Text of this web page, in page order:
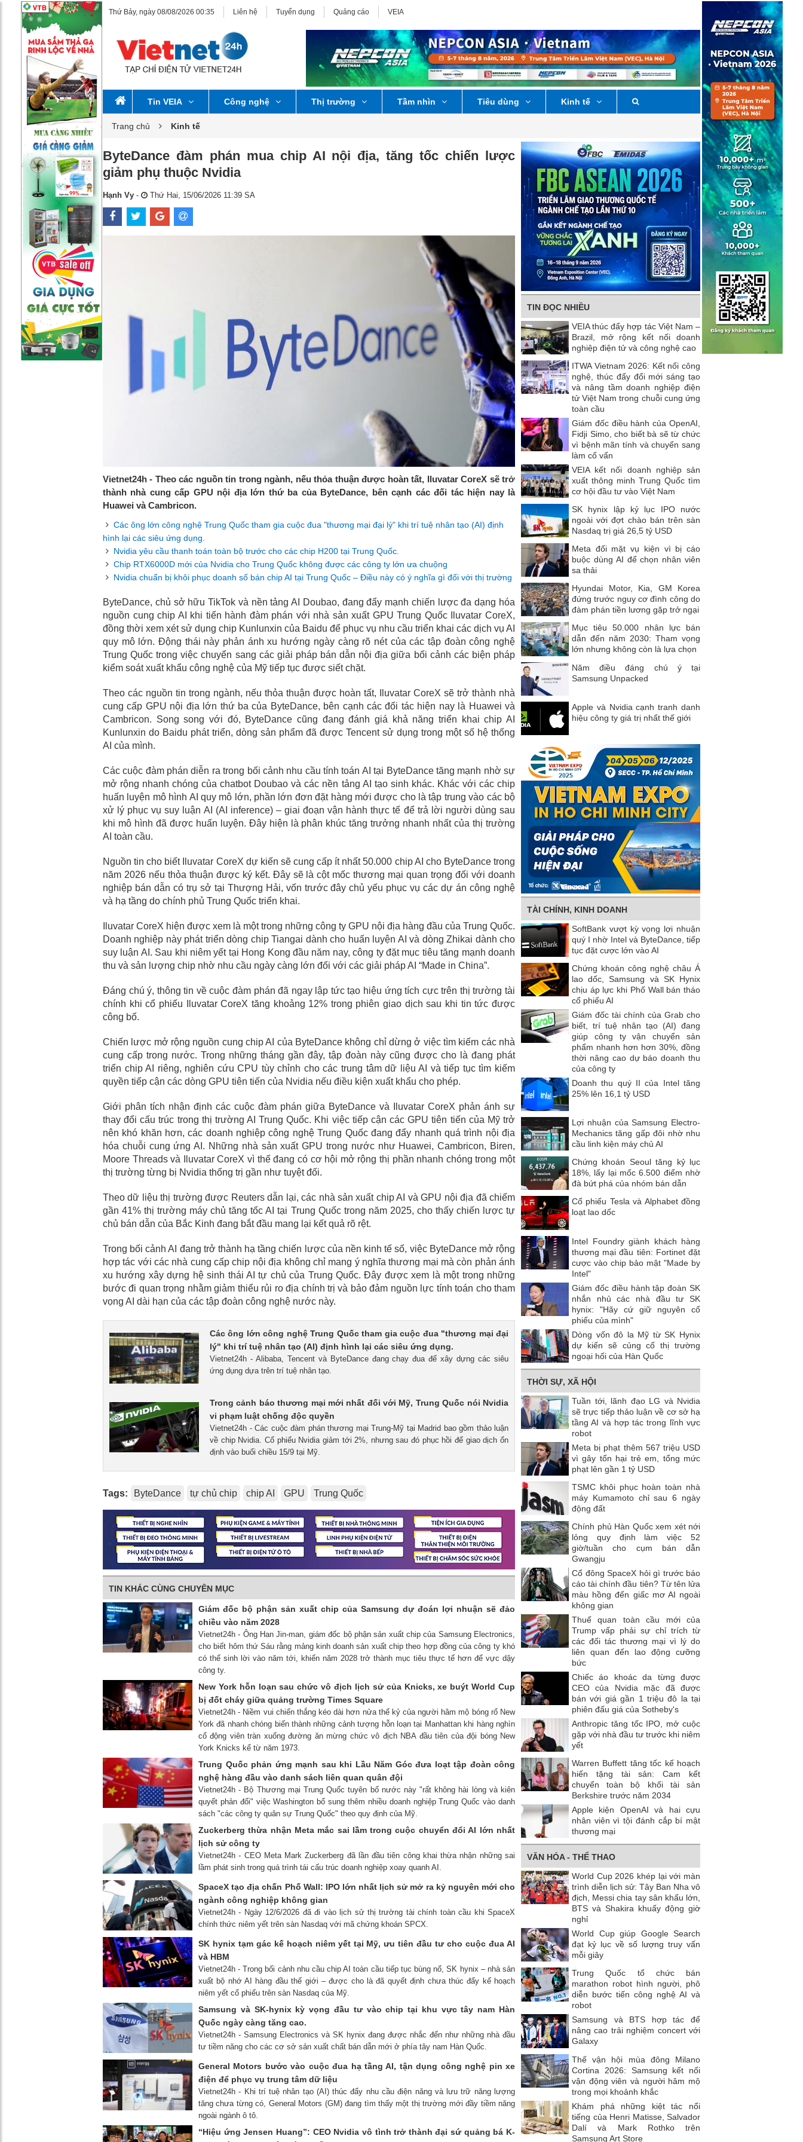
Thứ Bảy, ngày 08/08/2026 00:35 Liên hệ Tuyển dụng Quảng cáo VEIA
Tin VEIA Công nghệ Thị trường Tầm nhìn Tiêu dùng Kinh tế
Trang chủ Kinh tế
ByteDance đàm phán mua chip AI nội địa, tăng tốc chiến lược
giảm phụ thuộc Nvidia
Hạnh Vy - Thứ Hai, 15/06/2026 11:39 SA
Vietnet24h - Theo các nguồn tin trong ngành, nếu thỏa thuận được hoàn tất, Iluvatar CoreX sẽ trở
thành nhà cung cấp GPU nội địa lớn thứ ba của ByteDance, bên cạnh các đối tác hiện nay là
Huawei và Cambricon.
Các ông lớn công nghệ Trung Quốc tham gia cuộc đua "thương mại đại lý" khi trí tuệ nhân tạo (AI) định
hình lại các siêu ứng dụng.
Nvidia yêu cầu thanh toán toàn bộ trước cho các chip H200 tại Trung Quốc.
Chip RTX6000D mới của Nvidia cho Trung Quốc không được các công ty lớn ưa chuộng
Nvidia chuẩn bị khôi phục doanh số bán chip AI tại Trung Quốc – Điều này có ý nghĩa gì đối với thị trường
ByteDance, chủ sở hữu TikTok và nền tảng AI Doubao, đang đẩy mạnh chiến lược đa dạng hóa
nguồn cung chip AI khi tiến hành đàm phán với nhà sản xuất GPU Trung Quốc Iluvatar CoreX,
đồng thời xem xét sử dụng chip Kunlunxin của Baidu để phục vụ nhu cầu triển khai các dịch vụ AI
quy mô lớn. Động thái này phản ánh xu hướng ngày càng rõ nét của các tập đoàn công nghệ
Trung Quốc trong việc chuyển sang các giải pháp bán dẫn nội địa giữa bối cảnh các biện pháp
kiểm soát xuất khẩu công nghệ của Mỹ tiếp tục được siết chặt.
Theo các nguồn tin trong ngành, nếu thỏa thuận được hoàn tất, Iluvatar CoreX sẽ trở thành nhà
cung cấp GPU nội địa lớn thứ ba của ByteDance, bên cạnh các đối tác hiện nay là Huawei và
Cambricon. Song song với đó, ByteDance cũng đang đánh giá khả năng triển khai chip AI
Kunlunxin do Baidu phát triển, dòng sản phẩm đã được Tencent sử dụng trong một số hệ thống
AI của mình.
Các cuộc đàm phán diễn ra trong bối cảnh nhu cầu tính toán AI tại ByteDance tăng mạnh nhờ sự
mở rộng nhanh chóng của chatbot Doubao và các nền tảng AI tạo sinh khác. Khác với các chip
huấn luyện mô hình AI quy mô lớn, phần lớn đơn đặt hàng mới được cho là tập trung vào các bộ
xử lý phục vụ suy luận AI (AI inference) – giai đoạn vận hành thực tế để trả lời người dùng sau
khi mô hình đã được huấn luyện. Đây hiện là phân khúc tăng trưởng nhanh nhất của thị trường
AI toàn cầu.
Nguồn tin cho biết Iluvatar CoreX dự kiến sẽ cung cấp ít nhất 50.000 chip AI cho ByteDance trong
năm 2026 nếu thỏa thuận được ký kết. Đây sẽ là cột mốc thương mại quan trọng đối với doanh
nghiệp bán dẫn có trụ sở tại Thượng Hải, vốn trước đây chủ yếu phục vụ các dự án công nghệ
và hạ tầng do chính phủ Trung Quốc triển khai.
Iluvatar CoreX hiện được xem là một trong những công ty GPU nội địa hàng đầu của Trung Quốc.
Doanh nghiệp này phát triển dòng chip Tiangai dành cho huấn luyện AI và dòng Zhikai dành cho
suy luận AI. Sau khi niêm yết tại Hong Kong đầu năm nay, công ty đặt mục tiêu tăng mạnh doanh
thu và sản lượng chip nhờ nhu cầu ngày càng lớn đối với các giải pháp AI “Made in China”.
Đáng chú ý, thông tin về cuộc đàm phán đã ngay lập tức tạo hiệu ứng tích cực trên thị trường tài
chính khi cổ phiếu Iluvatar CoreX tăng khoảng 12% trong phiên giao dịch sau khi tin tức được
công bố.
Chiến lược mở rộng nguồn cung chip AI của ByteDance không chỉ dừng ở việc tìm kiếm các nhà
cung cấp trong nước. Trong những tháng gần đây, tập đoàn này cũng được cho là đang phát
triển chip AI riêng, nghiên cứu CPU tùy chỉnh cho các trung tâm dữ liệu AI và tiếp tục tìm kiếm
quyền tiếp cận các dòng GPU tiên tiến của Nvidia nếu điều kiện xuất khẩu cho phép.
Giới phân tích nhận định các cuộc đàm phán giữa ByteDance và Iluvatar CoreX phản ánh sự
thay đổi cấu trúc trong thị trường AI Trung Quốc. Khi việc tiếp cận các GPU tiên tiến của Mỹ trở
nên khó khăn hơn, các doanh nghiệp công nghệ Trung Quốc đang đẩy nhanh quá trình nội địa
hóa chuỗi cung ứng AI. Những nhà sản xuất GPU trong nước như Huawei, Cambricon, Biren,
Moore Threads và Iluvatar CoreX vì thế đang có cơ hội mở rộng thị phần nhanh chóng trong một
thị trường từng bị Nvidia thống trị gần như tuyệt đối.
Theo dữ liệu thị trường được Reuters dẫn lại, các nhà sản xuất chip AI và GPU nội địa đã chiếm
gần 41% thị trường máy chủ tăng tốc AI tại Trung Quốc trong năm 2025, cho thấy chiến lược tự
chủ bán dẫn của Bắc Kinh đang bắt đầu mang lại kết quả rõ rệt.
Trong bối cảnh AI đang trở thành hạ tầng chiến lược của nền kinh tế số, việc ByteDance mở rộng
hợp tác với các nhà cung cấp chip nội địa không chỉ mang ý nghĩa thương mại mà còn phản ánh
xu hướng xây dựng hệ sinh thái AI tự chủ của Trung Quốc. Đây được xem là một trong những
bước đi quan trọng nhằm giảm thiểu rủi ro địa chính trị và bảo đảm nguồn lực tính toán cho tham
vọng AI dài hạn của các tập đoàn công nghệ nước này.
Các ông lớn công nghệ Trung Quốc tham gia cuộc đua "thương mại đại
lý" khi trí tuệ nhân tạo (AI) định hình lại các siêu ứng dụng.
Vietnet24h - Alibaba, Tencent và ByteDance đang chạy đua để xây dựng các siêu
ứng dụng dựa trên trí tuệ nhân tạo.
Trong cảnh báo thương mại mới nhất đối với Mỹ, Trung Quốc nói Nvidia
vi phạm luật chống độc quyền
Vietnet24h - Các cuộc đàm phán thương mại Trung-Mỹ tại Madrid bao gồm thảo luận
về chip Nvidia. Cổ phiếu Nvidia giảm tới 2%, nhưng sau đó phục hồi để giao dịch ổn
định vào buổi chiều 15/9 tại Mỹ.
Tags: ByteDance tự chủ chip chip AI GPU Trung Quốc
TIN KHÁC CÙNG CHUYÊN MỤC
Giám đốc bộ phận sản xuất chip của Samsung dự đoán lợi nhuận sẽ đảo
chiều vào năm 2028
Vietnet24h - Ông Han Jin-man, giám đốc bộ phận sản xuất chip của Samsung Electronics,
cho biết hôm thứ Sáu rằng mảng kinh doanh sản xuất chip theo hợp đồng của công ty khó
có thể sinh lời vào năm tới, khiến năm 2028 trở thành mục tiêu thực tế hơn để vực dậy
công ty.
New York hỗn loạn sau chức vô địch lịch sử của Knicks, xe buýt World Cup
bị đốt cháy giữa quảng trường Times Square
Vietnet24h - Niềm vui chiến thắng kéo dài hơn nửa thế kỷ của người hâm mộ bóng rổ New
York đã nhanh chóng biến thành những cảnh tượng hỗn loạn tại Manhattan khi hàng nghìn
cổ động viên tràn xuống đường ăn mừng chức vô địch NBA đầu tiên của đội bóng New
York Knicks kể từ năm 1973.
Trung Quốc phản ứng mạnh sau khi Lầu Năm Góc đưa loạt tập đoàn công
nghệ hàng đầu vào danh sách liên quan quân đội
Vietnet24h - Bộ Thương mại Trung Quốc tuyên bố nước này "rất không hài lòng và kiên
quyết phản đối" việc Washington bổ sung thêm nhiều doanh nghiệp Trung Quốc vào danh
sách "các công ty quân sự Trung Quốc" theo quy định của Mỹ.
Zuckerberg thừa nhận Meta mắc sai lầm trong cuộc chuyển đổi AI lớn nhất
lịch sử công ty
Vietnet24h - CEO Meta Mark Zuckerberg đã lần đầu tiên công khai thừa nhận những sai
lầm phát sinh trong quá trình tái cấu trúc doanh nghiệp xoay quanh AI.
SpaceX tạo địa chấn Phố Wall: IPO lớn nhất lịch sử mở ra kỷ nguyên mới cho
ngành công nghiệp không gian
Vietnet24h - Ngày 12/6/2026 đã đi vào lịch sử thị trường tài chính toàn cầu khi SpaceX
chính thức niêm yết trên sàn Nasdaq với mã chứng khoán SPCX.
SK hynix tạm gác kế hoạch niêm yết tại Mỹ, ưu tiên đầu tư cho cuộc đua AI
và HBM
Vietnet24h - Trong bối cảnh nhu cầu chip AI toàn cầu tiếp tục bùng nổ, SK hynix – nhà sản
xuất bộ nhớ AI hàng đầu thế giới – được cho là đã quyết định chưa thúc đẩy kế hoạch
niêm yết cổ phiếu trên sàn Nasdaq của Mỹ.
Samsung và SK-hynix kỳ vọng đầu tư vào chip tại khu vực tây nam Hàn
Quốc ngày càng tăng cao.
Vietnet24h - Samsung Electronics và SK hynix đang được nhắc đến như những nhà đầu
tư tiềm năng cho các cơ sở sản xuất chất bán dẫn mới ở phía tây nam Hàn Quốc.
General Motors bước vào cuộc đua hạ tầng AI, tận dụng công nghệ pin xe
điện để phục vụ trung tâm dữ liệu
Vietnet24h - Khi trí tuệ nhân tạo (AI) thúc đẩy nhu cầu điện năng và lưu trữ năng lượng
tăng chưa từng có, General Motors (GM) đang tìm thấy một thị trường mới đầy tiềm năng
ngoài ngành ô tô.
“Hiệu ứng Jensen Huang”: CEO Nvidia vô tình trở thành đại sứ quảng bá K-
TIN ĐỌC NHIỀU
VEIA thúc đẩy hợp tác Việt Nam –
Brazil, mở rộng kết nối doanh
nghiệp điện tử và công nghệ cao
ITWA Vietnam 2026: Kết nối công
nghệ, thúc đẩy đổi mới sáng tạo
và nâng tầm doanh nghiệp điện
tử Việt Nam trong chuỗi cung ứng
toàn cầu
Giám đốc điều hành của OpenAI,
Fidji Simo, cho biết bà sẽ từ chức
vì bệnh mãn tính và chuyển sang
làm cố vấn
VEIA kết nối doanh nghiệp sản
xuất thông minh Trung Quốc tìm
cơ hội đầu tư vào Việt Nam
SK hynix lập kỷ lục IPO nước
ngoài với đợt chào bán trên sàn
Nasdaq trị giá 26,5 tỷ USD
Meta đối mặt vụ kiện vì bị cáo
buộc dùng AI để chọn nhân viên
sa thải
Hyundai Motor, Kia, GM Korea
đứng trước nguy cơ đình công do
đàm phán tiền lương gặp trở ngại
Mục tiêu 50.000 nhân lực bán
dẫn đến năm 2030: Tham vọng
lớn nhưng không còn là lựa chọn
Năm điều đáng chú ý tại
Samsung Unpacked
Apple và Nvidia cạnh tranh danh
hiệu công ty giá trị nhất thế giới
TÀI CHÍNH, KINH DOANH
SoftBank vượt kỳ vọng lợi nhuận
quý I nhờ Intel và ByteDance, tiếp
tục đặt cược lớn vào AI
Chứng khoán công nghệ châu Á
lao dốc, Samsung và SK Hynix
chịu áp lực khi Phố Wall bán tháo
cổ phiếu AI
Giám đốc tài chính của Grab cho
biết, trí tuệ nhân tạo (AI) đang
giúp công ty vận chuyển sản
phẩm nhanh hơn hơn 30%, đồng
thời nâng cao dự báo doanh thu
của công ty
Doanh thu quý II của Intel tăng
25% lên 16,1 tỷ USD
Lợi nhuận của Samsung Electro-
Mechanics tăng gấp đôi nhờ nhu
cầu linh kiện máy chủ AI
Chứng khoán Seoul tăng kỷ lục
18%, lấy lại mốc 6.500 điểm nhờ
đà bứt phá của nhóm bán dẫn
Cổ phiếu Tesla và Alphabet đồng
loạt lao dốc
Intel Foundry giành khách hàng
thương mại đầu tiên: Fortinet đặt
cược vào chip bảo mật "Made by
Intel"
Giám đốc điều hành tập đoàn SK
nhắn nhủ các nhà đầu tư SK
hynix: "Hãy cứ giữ nguyên cổ
phiếu của mình"
Dòng vốn đô la Mỹ từ SK Hynix
dự kiến ​​sẽ củng cố thị trường
ngoại hối của Hàn Quốc
THỜI SỰ, XÃ HỘI
Tuần tới, lãnh đạo LG và Nvidia
sẽ trực tiếp thảo luận về cơ sở hạ
tầng AI và hợp tác trong lĩnh vực
robot
Meta bị phạt thêm 567 triệu USD
vì gây tổn hại trẻ em, tổng mức
phạt lên gần 1 tỷ USD
TSMC khôi phục hoàn toàn nhà
máy Kumamoto chỉ sau 6 ngày
động đất
Chính phủ Hàn Quốc xem xét nới
lỏng quy định làm việc 52
giờ/tuần cho cụm bán dẫn
Gwangju
Cổ đông SpaceX hỏi gì trước báo
cáo tài chính đầu tiên? Từ tên lửa
màu hồng đến giấc mơ AI ngoài
không gian
Thuế quan toàn cầu mới của
Trump vấp phải sự chỉ trích từ
các đối tác thương mại vì lý do
liên quan đến lao động cưỡng
bức
Chiếc áo khoác da từng được
CEO của Nvidia mặc đã được
bán với giá gần 1 triệu đô la tại
phiên đấu giá của Sotheby's
Anthropic tăng tốc IPO, mở cuộc
gặp với nhà đầu tư trước khi niêm
yết
Warren Buffett tăng tốc kế hoạch
hiến tặng tài sản: Cam kết
chuyển toàn bộ khối tài sản
Berkshire trước năm 2034
Apple kiện OpenAI và hai cựu
nhân viên vì tội đánh cắp bí mật
thương mại
VĂN HÓA - THỂ THAO
World Cup 2026 khép lại với màn
trình diễn lịch sử: Tây Ban Nha vô
địch, Messi chia tay sân khấu lớn,
BTS và Shakira khuấy động giờ
nghỉ
World Cup giúp Google Search
đạt kỷ lục về số lượng truy vấn
mỗi giây
Trung Quốc tổ chức bán
marathon robot hình người, phô
diễn bước tiến công nghệ AI và
robot
Samsung và BTS hợp tác để
nâng cao trải nghiệm concert với
Galaxy
Thế vận hội mùa đông Milano
Cortina 2026: Samsung kết nối
vận động viên và người hâm mộ
trong mọi khoảnh khắc
Khám phá những kiệt tác nổi
tiếng của Henri Matisse, Salvador
Dalí và Mark Rothko trên
Samsung Art Store